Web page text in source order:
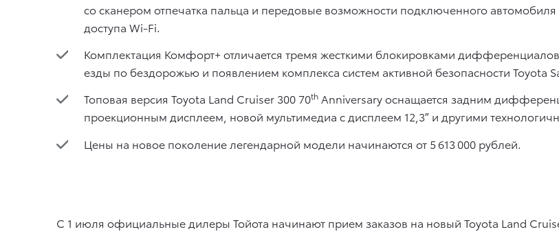
со сканером отпечатка пальца и передовые возможности подключенного
доступа Wi-Fi.
Комплектация Комфорт+ отличается тремя жесткими блокировками
езды по бездорожью и появлением комплекса систем активной безопасности Toyota
Топовая версия Toyota Land Cruiser 300 70th Anniversary оснащается задним
проекционным дисплеем, новой мультимедиа с дисплеем 12,3″ и другими
Цены на новое поколение легендарной модели начинаются от 5 613 000 рублей.
C 1 июля официальные дилеры Тойота начинают прием заказов на новый Toyota Land